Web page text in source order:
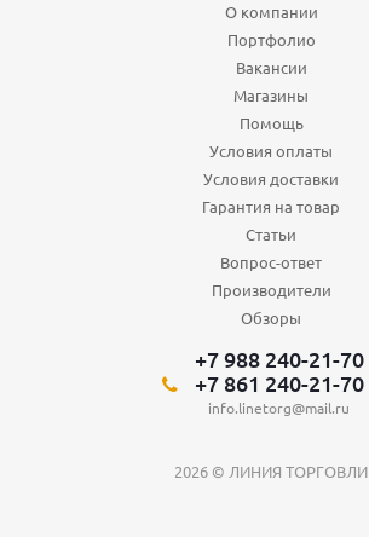
О компании
Портфолио
Вакансии
Магазины
Помощь
Условия оплаты
Условия доставки
Гарантия на товар
Статьи
Вопрос-ответ
Производители
Обзоры
+7 988 240-21-70
+7 861 240-21-70
info.linetorg@mail.ru
2026 © ЛИНИЯ ТОРГОВЛИ